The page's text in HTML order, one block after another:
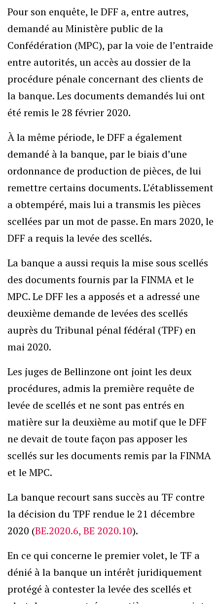
Pour son enquête, le DFF a, entre autres,
demandé au Ministère public de la
Confédération (MPC), par la voie de l’entraide
entre autorités, un accès au dossier de la
procédure pénale concernant des clients de
la banque. Les documents demandés lui ont
été remis le 28 février 2020.
À la même période, le DFF a également
demandé à la banque, par le biais d’une
ordonnance de production de pièces, de lui
remettre certains documents. L’établissement
a obtempéré, mais lui a transmis les pièces
scellées par un mot de passe. En mars 2020, le
DFF a requis la levée des scellés.
La banque a aussi requis la mise sous scellés
des documents fournis par la FINMA et le
MPC. Le DFF les a apposés et a adressé une
deuxième demande de levées des scellés
auprès du Tribunal pénal fédéral (TPF) en
mai 2020.
Les juges de Bellinzone ont joint les deux
procédures, admis la première requête de
levée de scellés et ne sont pas entrés en
matière sur la deuxième au motif que le DFF
ne devait de toute façon pas apposer les
scellés sur les documents remis par la FINMA
et le MPC.
La banque recourt sans succès au TF contre
la décision du TPF rendue le 21 décembre
2020 (BE.2020.6, BE 2020.10).
En ce qui concerne le premier volet, le TF a
dénié à la banque un intérêt juridiquement
protégé à contester la levée des scellés et